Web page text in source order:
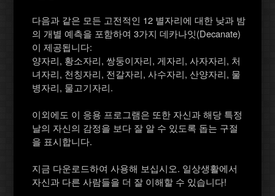
다음과 같은 모든 고전적인 12 별자리에 대한 낮과 밤
의 개별 예측을 포함하여 3가지 데카나잇(Decanate)
이 제공됩니다:
양자리, 황소자리, 쌍둥이자리, 게자리, 사자자리, 처
녀자리, 천칭자리, 전갈자리, 사수자리, 산양자리, 물
병자리, 물고기자리.
이외에도 이 응용 프로그램은 또한 자신과 해당 특정
날의 자신의 감정을 보다 잘 알 수 있도록 돕는 구절
을 표시합니다.
지금 다운로드하여 사용해 보십시오. 일상생활에서
자신과 다른 사람들을 더 잘 이해할 수 있습니다!